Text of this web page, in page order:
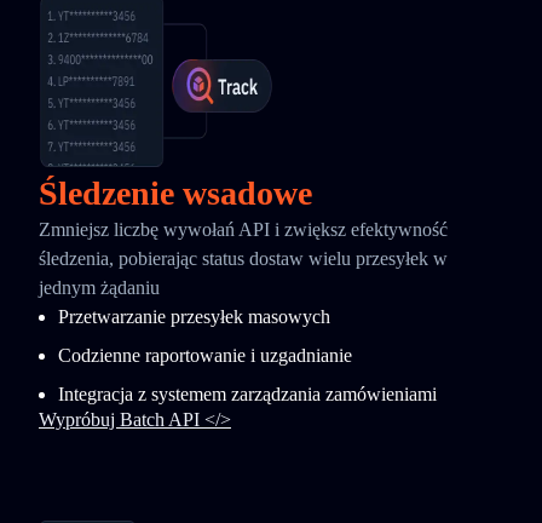
Śledzenie wsadowe
Zmniejsz liczbę wywołań API i zwiększ efektywność
śledzenia, pobierając status dostaw wielu przesyłek w
jednym żądaniu
Przetwarzanie przesyłek masowych
Codzienne raportowanie i uzgadnianie
Integracja z systemem zarządzania zamówieniami
Wypróbuj Batch API </>